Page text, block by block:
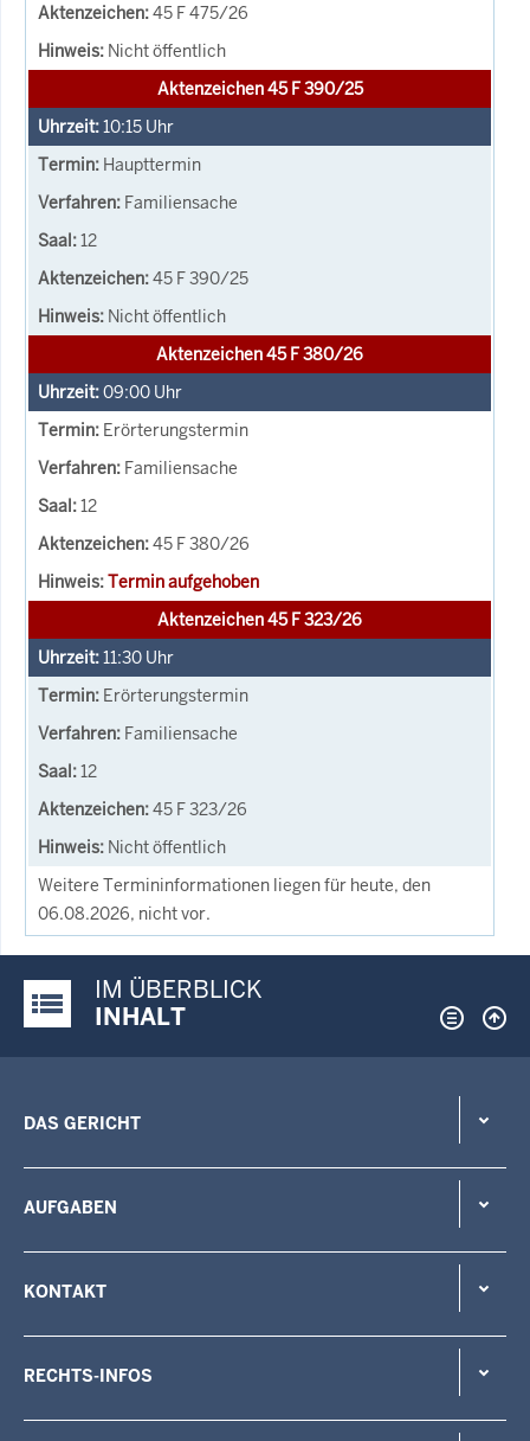
45 F 475/26
Nicht öffentlich
Aktenzeichen 45 F 390/25
10:15 Uhr
Haupttermin
Familiensache
12
45 F 390/25
Nicht öffentlich
Aktenzeichen 45 F 380/26
09:00 Uhr
Erörterungstermin
Familiensache
12
45 F 380/26
Termin aufgehoben
Aktenzeichen 45 F 323/26
11:30 Uhr
Erörterungstermin
Familiensache
12
45 F 323/26
Nicht öffentlich
Weitere Termininformationen liegen für heute, den
06.08.2026, nicht vor.
Justiz-Portal im Überblick:
IM ÜBERBLICK
INHALT
DAS GERICHT
AUFGABEN
KONTAKT
RECHTS-INFOS